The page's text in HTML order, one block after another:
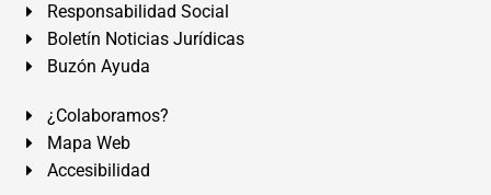
Responsabilidad Social
Boletín Noticias Jurídicas
Buzón Ayuda
¿Colaboramos?
Mapa Web
Accesibilidad